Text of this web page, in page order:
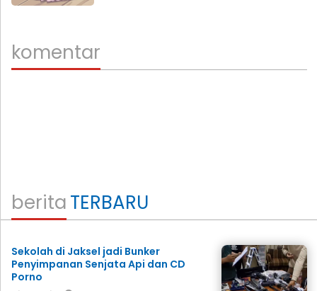
komentar
beritaTERBARU
Sekolah di Jaksel jadi Bunker
Penyimpanan Senjata Api dan CD
Porno